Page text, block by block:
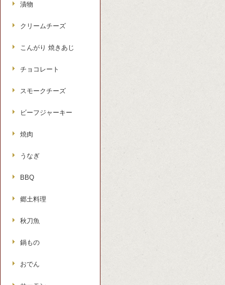
漬物
クリームチーズ
こんがり 焼きあじ
チョコレート
スモークチーズ
ビーフジャーキー
焼肉
うなぎ
BBQ
郷土料理
秋刀魚
鍋もの
おでん